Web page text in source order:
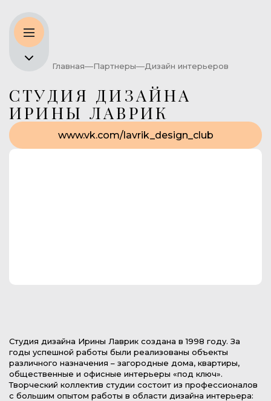
Главная Партнеры Дизайн интерьеров
СТУДИЯ ДИЗАЙНА
ИРИНЫ ЛАВРИК
www.vk.com/lavrik_design_club
Студия дизайна Ирины Лаврик создана в 1998 году. За
годы успешной работы были реализованы объекты
различного назначения – загородные дома, квартиры,
общественные и офисные интерьеры «под ключ».
Творческий коллектив студии состоит из профессионалов
с большим опытом работы в области дизайна интерьера: